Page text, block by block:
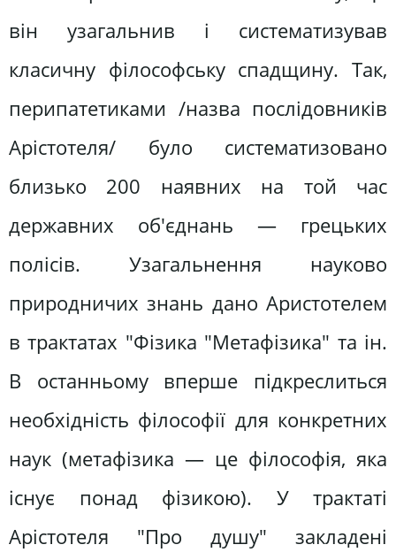
він узагальнив і систематизував
класичну філософську спадщину. Так,
перипатетиками /назва послідовників
Арістотеля/ було систематизовано
близько 200 наявних на той час
державних об'єднань — грецьких
полісів. Узагальнення науково
природничих знань дано Аристотелем
в трактатах "Фізика "Метафізика" та ін.
В останньому вперше підкреслиться
необхідність філософії для конкретних
наук (метафізика — це філософія, яка
існує понад фізикою). У трактаті
Арістотеля "Про душу" закладені